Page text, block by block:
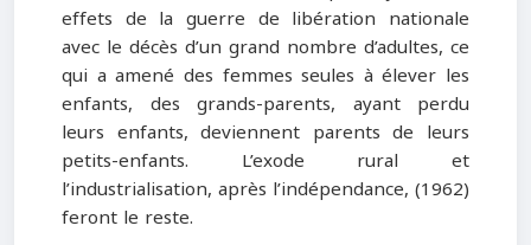
effets de la guerre de libération nationale
avec le décès d’un grand nombre d’adultes, ce
qui a amené des femmes seules à élever les
enfants, des grands-parents, ayant perdu
leurs enfants, deviennent parents de leurs
petits-enfants. L’exode rural et
l’industrialisation, après l’indépendance, (1962)
feront le reste.